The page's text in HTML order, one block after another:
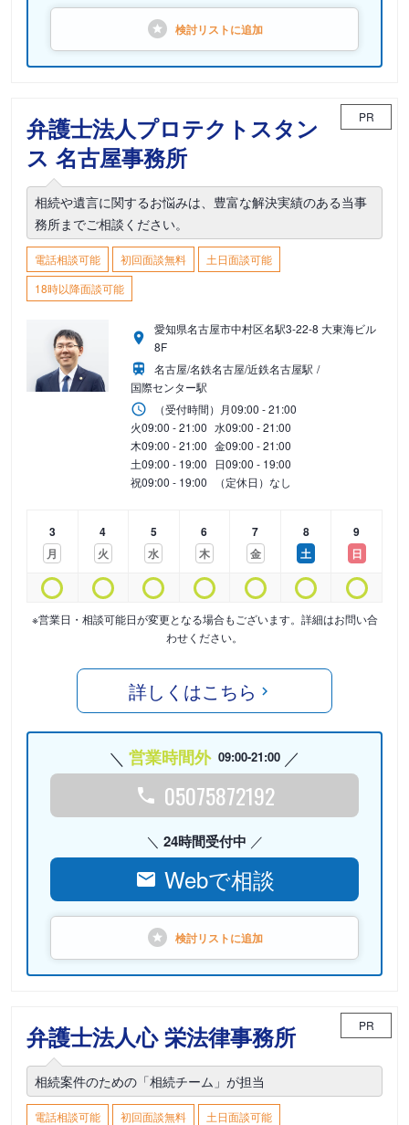
検討リストに追加
弁護士法人プロテクトスタン
ス 名古屋事務所
PR
相続や遺言に関するお悩みは、豊富な解決実績のある当事
務所までご相談ください。
電話相談可能 初回面談無料
土日面談可能
18時以降面談可能
愛知県名古屋市中村区名駅3-22-8 大東海ビル
8F
名古屋/名鉄名古屋/近鉄名古屋駅
国際センター駅
（受付時間） 月09:00 - 21:00
火09:00 - 21:00 水09:00 - 21:00
木09:00 - 21:00 金09:00 - 21:00
土09:00 - 19:00 日09:00 - 19:00
祝09:00 - 19:00 （定休日）なし
3
月
4
火
5
水
6
木
7
金
8
土
9
日
※営業日・相談可能日が変更となる場合もございます。詳細はお問い合
わせください。
詳しくはこちら
営業時間外 09:00-21:00
05075872192
24時間受付中
Webで相談
検討リストに追加
弁護士法人心 栄法律事務所 PR
相続案件のための「相続チーム」が担当
電話相談可能 初回面談無料
土日面談可能